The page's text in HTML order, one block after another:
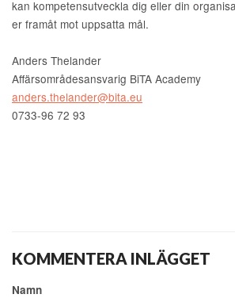
kan kompetensutveckla dig eller din
er framåt mot uppsatta mål.
Anders Thelander
Affärsområdesansvarig BiTA Academy
anders.thelander@bita.eu
0733-96 72 93
KOMMENTERA INLÄGGET
Namn